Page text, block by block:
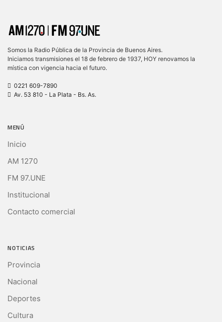
Somos la Radio Pública de la Provincia de Buenos Aires.
Iniciamos transmisiones el 18 de febrero de 1937, HOY renovamos la
mística con vigencia hacia el futuro.
0221 609-7890
Av. 53 810 - La Plata - Bs. As.
MENÚ
Inicio
AM 1270
FM 97.UNE
Institucional
Contacto comercial
NOTICIAS
Provincia
Nacional
Deportes
Cultura